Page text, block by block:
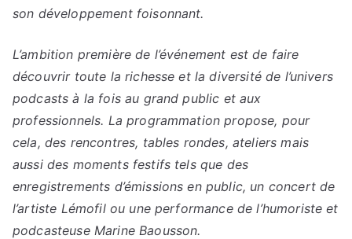
son développement foisonnant.
L’ambition première de l’événement est de faire
découvrir toute la richesse et la diversité de l’univers
podcasts à la fois au grand public et aux
professionnels. La programmation propose, pour
cela, des rencontres, tables rondes, ateliers mais
aussi des moments festifs tels que des
enregistrements d’émissions en public, un concert de
l’artiste Lémofil ou une performance de l’humoriste et
podcasteuse Marine Baousson.